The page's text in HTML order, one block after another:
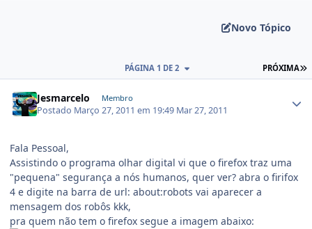
Novo Tópico
PRÓXIMA
PÁGINA 1 DE 2
Jesmarcelo Membro
Postado Março 27, 2011 em 19:49 Mar 27, 2011
Fala Pessoal,
Assistindo o programa olhar digital vi que o firefox traz uma
"pequena" segurança a nós humanos, quer ver? abra o firifox
4 e digite na barra de url: about:robots vai aparecer a
mensagem dos robôs kkk,
pra quem não tem o firefox segue a imagem abaixo: